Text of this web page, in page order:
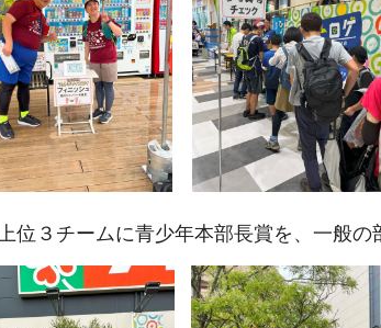
位３チームに青少年本部長賞を、一般の